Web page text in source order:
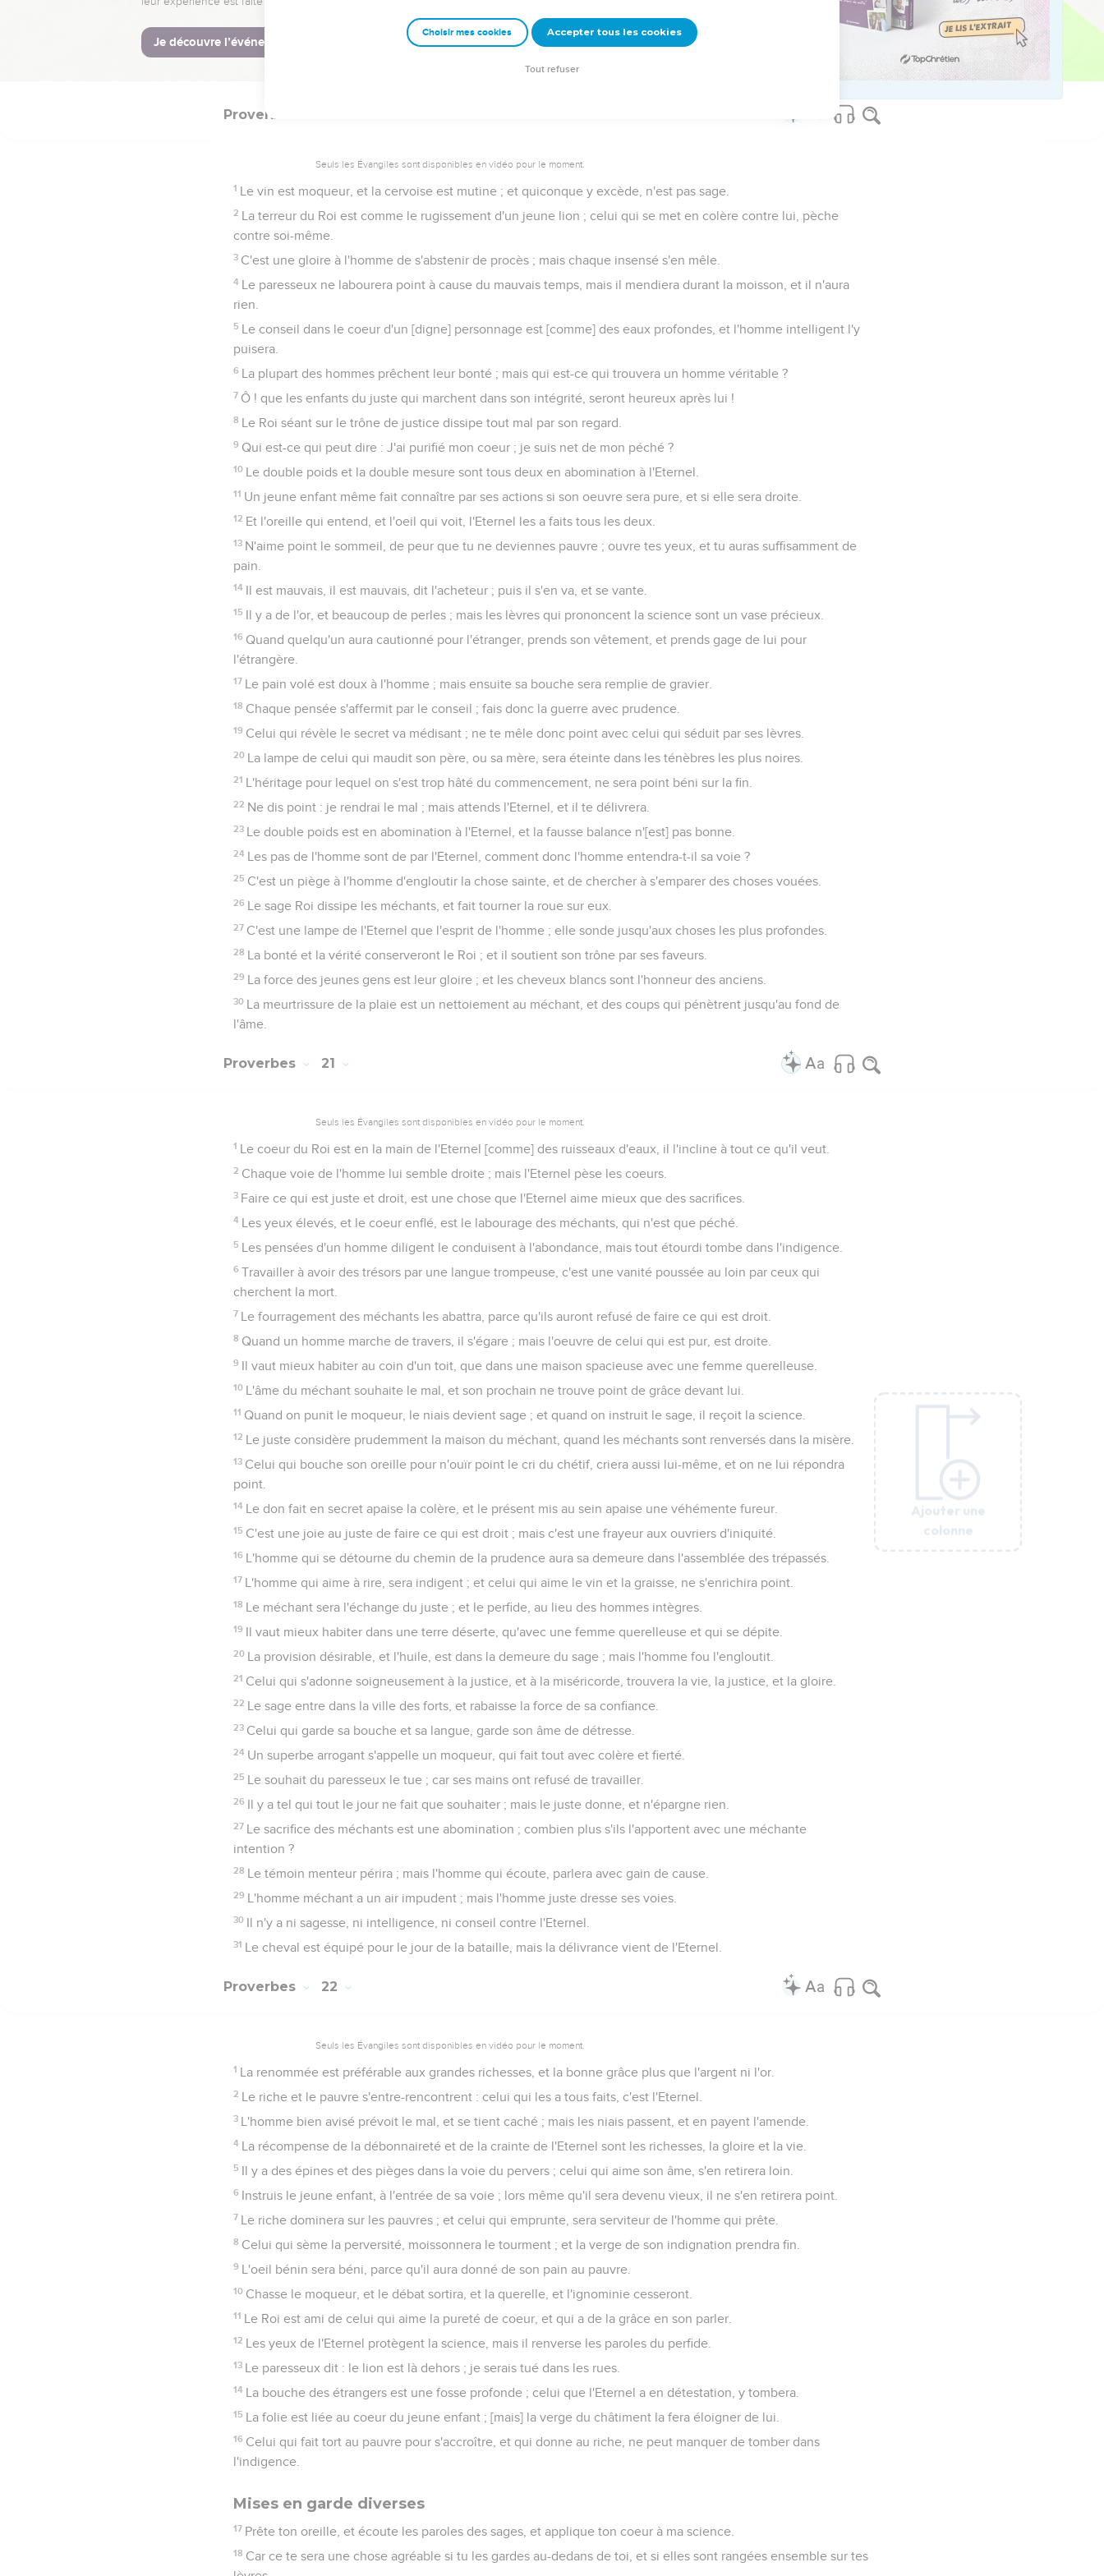
Mon fils, cesse d'ouïr ce qui te pourrait apprendre à te fourvoyer des paroles de la science.
28 Le témoin qui a un mauvais coeur se moque de la justice ; et la bouche des méchants engloutit l'iniquité.
Les jugements sont préparés pour les moqueurs, et les grands coups pour le dos des fous.
Ajouter une
colonne
Proverbes
Seuls les Évangiles sont disponibles en vidéo pour le moment.
1 Le vin est moqueur, et la cervoise est mutine ; et quiconque y excède, n'est pas sage.
2 La terreur du Roi est comme le rugissement d'un jeune lion ; celui qui se met en colère contre lui, pèche
contre soi-même.
3 C'est une gloire à l'homme de s'abstenir de procès ; mais chaque insensé s'en mêle.
4 Le paresseux ne labourera point à cause du mauvais temps, mais il mendiera durant la moisson, et il n'aura
rien.
5 Le conseil dans le coeur d'un [digne] personnage est [comme] des eaux profondes, et l'homme intelligent l'y
puisera.
6 La plupart des hommes prêchent leur bonté ; mais qui est-ce qui trouvera un homme véritable ?
7 Ô ! que les enfants du juste qui marchent dans son intégrité, seront heureux après lui !
8 Le Roi séant sur le trône de justice dissipe tout mal par son regard.
9 Qui est-ce qui peut dire : J'ai purifié mon coeur ; je suis net de mon péché ?
10 Le double poids et la double mesure sont tous deux en abomination à l'Eternel.
11 Un jeune enfant même fait connaître par ses actions si son oeuvre sera pure, et si elle sera droite.
12 Et l'oreille qui entend, et l'oeil qui voit, l'Eternel les a faits tous les deux.
13 N'aime point le sommeil, de peur que tu ne deviennes pauvre ; ouvre tes yeux, et tu auras suffisamment de
pain.
14 Il est mauvais, il est mauvais, dit l'acheteur ; puis il s'en va, et se vante.
15 Il y a de l'or, et beaucoup de perles ; mais les lèvres qui prononcent la science sont un vase précieux.
16 Quand quelqu'un aura cautionné pour l'étranger, prends son vêtement, et prends gage de lui pour
l'étrangère.
17 Le pain volé est doux à l'homme ; mais ensuite sa bouche sera remplie de gravier.
18 Chaque pensée s'affermit par le conseil ; fais donc la guerre avec prudence.
19 Celui qui révèle le secret va médisant ; ne te mêle donc point avec celui qui séduit par ses lèvres.
20 La lampe de celui qui maudit son père, ou sa mère, sera éteinte dans les ténèbres les plus noires.
21 L'héritage pour lequel on s'est trop hâté du commencement, ne sera point béni sur la fin.
22 Ne dis point : je rendrai le mal ; mais attends l'Eternel, et il te délivrera.
23 Le double poids est en abomination à l'Eternel, et la fausse balance n'[est] pas bonne.
24 Les pas de l'homme sont de par l'Eternel, comment donc l'homme entendra-t-il sa voie ?
25 C'est un piège à l'homme d'engloutir la chose sainte, et de chercher à s'emparer des choses vouées.
26 Le sage Roi dissipe les méchants, et fait tourner la roue sur eux.
27 C'est une lampe de l'Eternel que l'esprit de l'homme ; elle sonde jusqu'aux choses les plus profondes.
28 La bonté et la vérité conserveront le Roi ; et il soutient son trône par ses faveurs.
29 La force des jeunes gens est leur gloire ; et les cheveux blancs sont l'honneur des anciens.
30 La meurtrissure de la plaie est un nettoiement au méchant, et des coups qui pénètrent jusqu'au fond de
l'âme.
Ajouter une
colonne
Proverbes 21
Seuls les Évangiles sont disponibles en vidéo pour le moment.
1 Le coeur du Roi est en la main de l'Eternel [comme] des ruisseaux d'eaux, il l'incline à tout ce qu'il veut.
2 Chaque voie de l'homme lui semble droite ; mais l'Eternel pèse les coeurs.
3 Faire ce qui est juste et droit, est une chose que l'Eternel aime mieux que des sacrifices.
4 Les yeux élevés, et le coeur enflé, est le labourage des méchants, qui n'est que péché.
5 Les pensées d'un homme diligent le conduisent à l'abondance, mais tout étourdi tombe dans l'indigence.
6 Travailler à avoir des trésors par une langue trompeuse, c'est une vanité poussée au loin par ceux qui
cherchent la mort.
7 Le fourragement des méchants les abattra, parce qu'ils auront refusé de faire ce qui est droit.
8 Quand un homme marche de travers, il s'égare ; mais l'oeuvre de celui qui est pur, est droite.
9 Il vaut mieux habiter au coin d'un toit, que dans une maison spacieuse avec une femme querelleuse.
10 L'âme du méchant souhaite le mal, et son prochain ne trouve point de grâce devant lui.
11 Quand on punit le moqueur, le niais devient sage ; et quand on instruit le sage, il reçoit la science.
12 Le juste considère prudemment la maison du méchant, quand les méchants sont renversés dans la misère.
13 Celui qui bouche son oreille pour n'ouïr point le cri du chétif, criera aussi lui-même, et on ne lui répondra
point.
14 Le don fait en secret apaise la colère, et le présent mis au sein apaise une véhémente fureur.
15 C'est une joie au juste de faire ce qui est droit ; mais c'est une frayeur aux ouvriers d'iniquité.
16 L'homme qui se détourne du chemin de la prudence aura sa demeure dans l'assemblée des trépassés.
17 L'homme qui aime à rire, sera indigent ; et celui qui aime le vin et la graisse, ne s'enrichira point.
18 Le méchant sera l'échange du juste ; et le perfide, au lieu des hommes intègres.
19 Il vaut mieux habiter dans une terre déserte, qu'avec une femme querelleuse et qui se dépite.
20 La provision désirable, et l'huile, est dans la demeure du sage ; mais l'homme fou l'engloutit.
21 Celui qui s'adonne soigneusement à la justice, et à la miséricorde, trouvera la vie, la justice, et la gloire.
22 Le sage entre dans la ville des forts, et rabaisse la force de sa confiance.
23 Celui qui garde sa bouche et sa langue, garde son âme de détresse.
24 Un superbe arrogant s'appelle un moqueur, qui fait tout avec colère et fierté.
25 Le souhait du paresseux le tue ; car ses mains ont refusé de travailler.
26 Il y a tel qui tout le jour ne fait que souhaiter ; mais le juste donne, et n'épargne rien.
27 Le sacrifice des méchants est une abomination ; combien plus s'ils l'apportent avec une méchante
intention ?
28 Le témoin menteur périra ; mais l'homme qui écoute, parlera avec gain de cause.
29 L'homme méchant a un air impudent ; mais l'homme juste dresse ses voies.
30 Il n'y a ni sagesse, ni intelligence, ni conseil contre l'Eternel.
31 Le cheval est équipé pour le jour de la bataille, mais la délivrance vient de l'Eternel.
Ajouter une
colonne
Proverbes 22
Seuls les Évangiles sont disponibles en vidéo pour le moment.
1 La renommée est préférable aux grandes richesses, et la bonne grâce plus que l'argent ni l'or.
2 Le riche et le pauvre s'entre-rencontrent : celui qui les a tous faits, c'est l'Eternel.
3 L'homme bien avisé prévoit le mal, et se tient caché ; mais les niais passent, et en payent l'amende.
4 La récompense de la débonnaireté et de la crainte de l'Eternel sont les richesses, la gloire et la vie.
5 Il y a des épines et des pièges dans la voie du pervers ; celui qui aime son âme, s'en retirera loin.
6 Instruis le jeune enfant, à l'entrée de sa voie ; lors même qu'il sera devenu vieux, il ne s'en retirera point.
7 Le riche dominera sur les pauvres ; et celui qui emprunte, sera serviteur de l'homme qui prête.
8 Celui qui sème la perversité, moissonnera le tourment ; et la verge de son indignation prendra fin.
9 L'oeil bénin sera béni, parce qu'il aura donné de son pain au pauvre.
10 Chasse le moqueur, et le débat sortira, et la querelle, et l'ignominie cesseront.
11 Le Roi est ami de celui qui aime la pureté de coeur, et qui a de la grâce en son parler.
12 Les yeux de l'Eternel protègent la science, mais il renverse les paroles du perfide.
13 Le paresseux dit : le lion est là dehors ; je serais tué dans les rues.
14 La bouche des étrangers est une fosse profonde ; celui que l'Eternel a en détestation, y tombera.
15 La folie est liée au coeur du jeune enfant ; [mais] la verge du châtiment la fera éloigner de lui.
16 Celui qui fait tort au pauvre pour s'accroître, et qui donne au riche, ne peut manquer de tomber dans
l'indigence.
Mises en garde diverses
17 Prête ton oreille, et écoute les paroles des sages, et applique ton coeur à ma science.
18 Car ce te sera une chose agréable si tu les gardes au-dedans de toi, et si elles sont rangées ensemble sur tes
Ajouter une
colonne
Ajouter une
colonne
Ajouter une
colonne
Choisir mes cookies Accepter tous les cookies
Tout refuser